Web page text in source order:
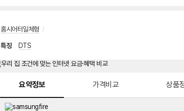
홈시어터일체형 /
특징 DTS
요약정보 가격비교 상품